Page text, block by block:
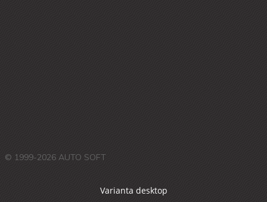
© 1999-2026 AUTO SOFT
Varianta desktop